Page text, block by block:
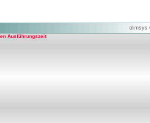
olimsys
Ausführungszeit